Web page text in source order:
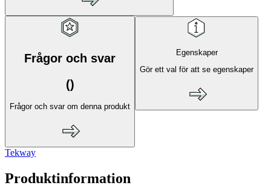
Frågor och svar
()
Frågor och svar om denna produkt
Egenskaper
Gör ett val för att se egenskaper
Tekway
Produktinformation